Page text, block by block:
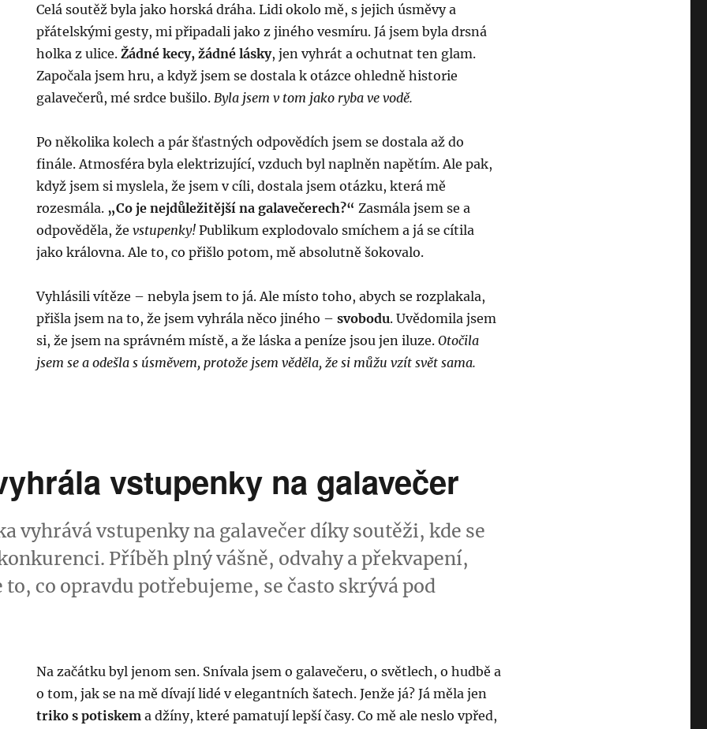
Celá soutěž byla jako horská dráha. Lidi okolo mě, s jejich úsměvy a
přátelskými gesty, mi připadali jako z jiného vesmíru. Já jsem byla drsná
holka z ulice.Žádné kecy, žádné lásky, jen vyhrát a ochutnat ten glam.
Započala jsem hru, a když jsem se dostala k otázce ohledně historie
galavečerů, mé srdce bušilo.Byla jsem v tom jako ryba ve vodě.
Po několika kolech a pár šťastných odpovědích jsem se dostala až do
finále. Atmosféra byla elektrizující, vzduch byl naplněn napětím. Ale pak,
když jsem si myslela, že jsem v cíli, dostala jsem otázku, která mě
rozesmála. „Co je nejdůležitější na galavečerech?“ Zasmála jsem se a
odpověděla, ževstupenky! Publikum explodovalo smíchem a já se cítila
jako královna. Ale to, co přišlo potom, mě absolutně šokovalo.
Vyhlásili vítěze – nebyla jsem to já. Ale místo toho, abych se rozplakala,
přišla jsem na to, že jsem vyhrála něco jiného –svobodu. Uvědomila jsem
si, že jsem na správném místě, a že láska a peníze jsou jen iluze.Otočila
jsem se a odešla s úsměvem, protože jsem věděla, že si můžu vzít svět sama.
vstupenky na galavečer
vyhrává vstupenky na galavečer díky soutěži, kde se
Příběh plný vášně, odvahy a překvapení,
co opravdu potřebujeme, se často skrývá pod
Na začátku byl jenom sen. Snívala jsem o galavečeru, o světlech, o hudbě a
o tom, jak se na mě dívají lidé v elegantních šatech. Jenže já? Já měla jen
triko s potiskem a džíny, které pamatují lepší časy. Co mě ale neslo vpřed,